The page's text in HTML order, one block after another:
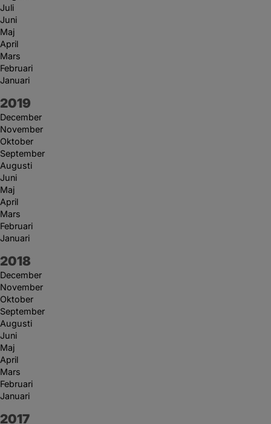
Juli
Juni
Maj
April
Mars
Februari
Januari
År:
2019
December
November
Oktober
September
Augusti
Juni
Maj
April
Mars
Februari
Januari
År:
2018
December
November
Oktober
September
Augusti
Juni
Maj
April
Mars
Februari
Januari
År:
2017